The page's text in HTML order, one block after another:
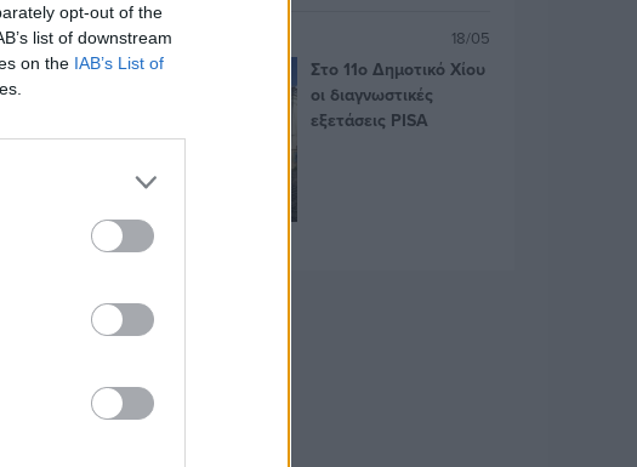
opt-out of the
list of downstream
on the IAB’s List of
Εκπαίδευση 18/05
Στο 11ο Δημοτικό Χίου
οι διαγνωστικές
εξετάσεις PISA